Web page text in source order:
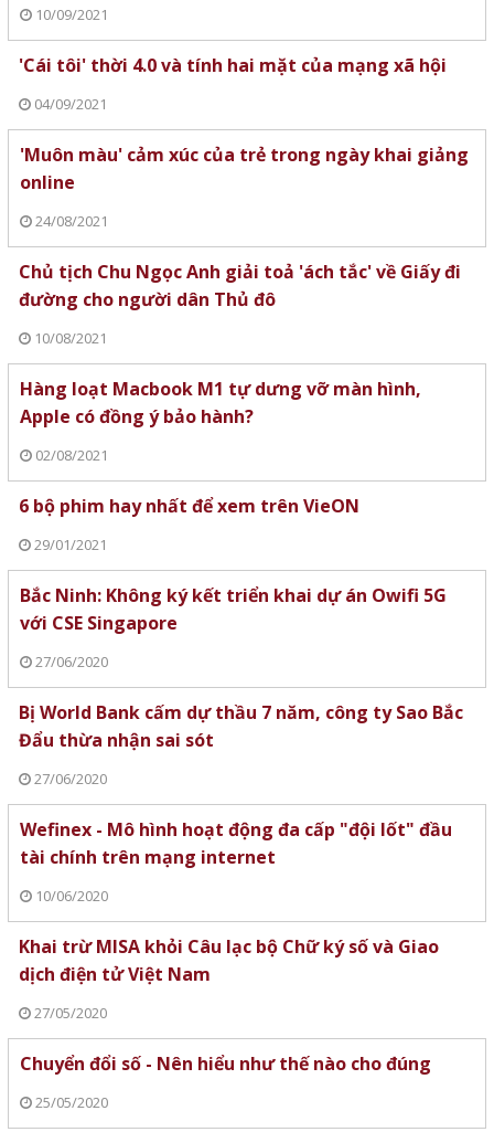
10/09/2021
'Cái tôi' thời 4.0 và tính hai mặt của mạng xã hội
04/09/2021
'Muôn màu' cảm xúc của trẻ trong ngày khai giảng
online
24/08/2021
Chủ tịch Chu Ngọc Anh giải toả 'ách tắc' về Giấy đi
đường cho người dân Thủ đô
10/08/2021
Hàng loạt Macbook M1 tự dưng vỡ màn hình,
Apple có đồng ý bảo hành?
02/08/2021
6 bộ phim hay nhất để xem trên VieON
29/01/2021
Bắc Ninh: Không ký kết triển khai dự án Owifi 5G
với CSE Singapore
27/06/2020
Bị World Bank cấm dự thầu 7 năm, công ty Sao Bắc
Đẩu thừa nhận sai sót
27/06/2020
Wefinex - Mô hình hoạt động đa cấp "đội lốt" đầu
tài chính trên mạng internet
10/06/2020
Khai trừ MISA khỏi Câu lạc bộ Chữ ký số và Giao
dịch điện tử Việt Nam
27/05/2020
Chuyển đổi số - Nên hiểu như thế nào cho đúng
25/05/2020